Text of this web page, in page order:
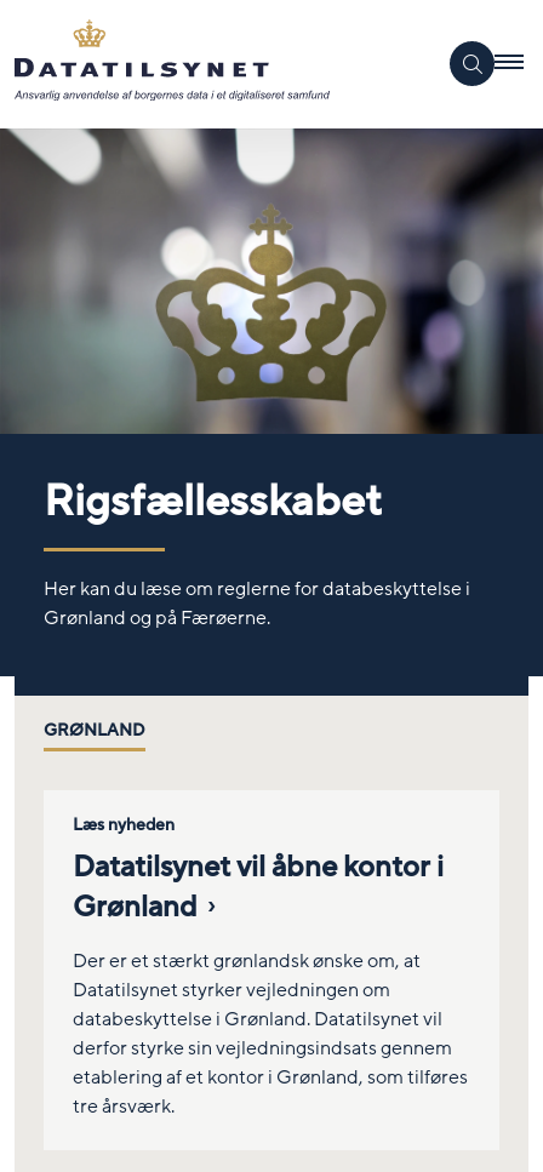
Rigsfællesskabet
Her kan du læse om reglerne for databeskyttelse i
Grønland og på Færøerne.
GRØNLAND
Læs nyheden
Datatilsynet vil åbne kontor i
Grønland
Der er et stærkt grønlandsk ønske om, at
Datatilsynet styrker vejledningen om
databeskyttelse i Grønland. Datatilsynet vil
derfor styrke sin vejledningsindsats gennem
etablering af et kontor i Grønland, som tilføres
tre årsværk.